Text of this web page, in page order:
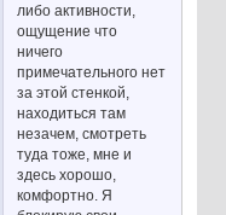
либо активности,
ощущение что
ничего
примечательного нет
за этой стенкой,
находиться там
незачем, смотреть
туда тоже, мне и
здесь хорошо,
комфортно. Я